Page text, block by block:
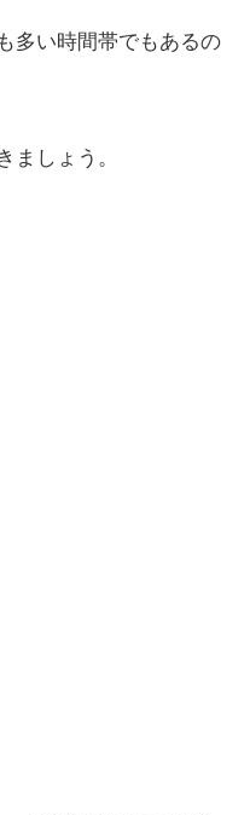
多い時間帯でもあるの
ましょう。